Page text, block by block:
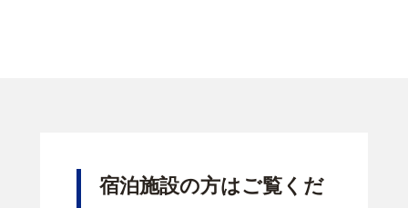
宿泊施設の方はご覧くだ